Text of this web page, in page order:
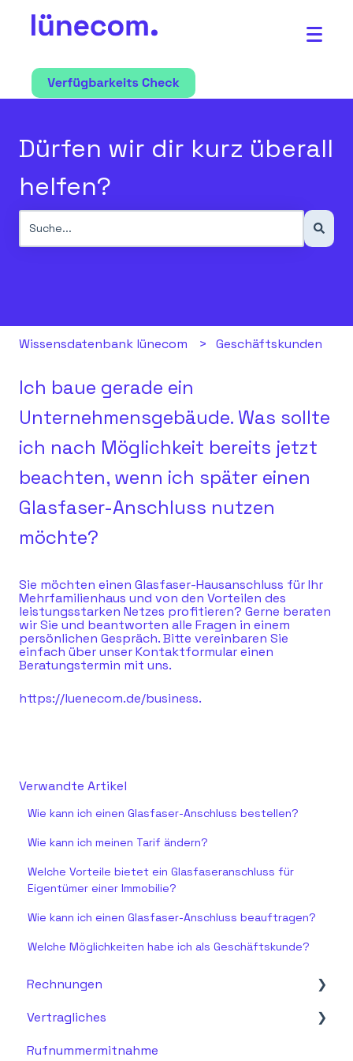
Dürfen wir dir kurz überall
helfen?
Wissensdatenbank lünecom Geschäftskunden
Ich baue gerade ein
Unternehmensgebäude. Was sollte
ich nach Möglichkeit bereits jetzt
beachten, wenn ich später einen
Glasfaser-Anschluss nutzen
möchte?
Sie möchten einen Glasfaser-Hausanschluss für Ihr
Mehrfamilienhaus und von den Vorteilen des
leistungsstarken Netzes profitieren? Gerne beraten
wir Sie und beantworten alle Fragen in einem
persönlichen Gespräch. Bitte vereinbaren Sie
einfach über unser Kontaktformular einen
Beratungstermin mit uns.
https://luenecom.de/business.
Verwandte Artikel
Wie kann ich einen Glasfaser-Anschluss bestellen?
Wie kann ich meinen Tarif ändern?
Welche Vorteile bietet ein Glasfaseranschluss für
Eigentümer einer Immobilie?
Wie kann ich einen Glasfaser-Anschluss beauftragen?
Welche Möglichkeiten habe ich als Geschäftskunde?
Rechnungen
Fragen zur Rechnung
Vertragliches
Vertragsdetails & Vertragsdokumente
Rufnummermitnahme